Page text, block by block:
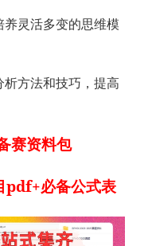
灵活多变的思维模
方法和技巧，提高
赛资料包
pdf+必备公式表